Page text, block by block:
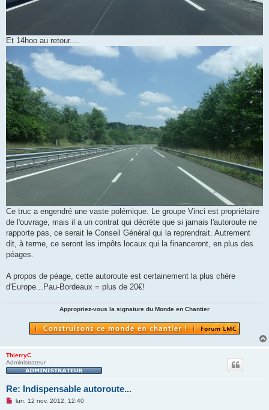
Et 14hoo au retour....
Ce truc a engendré une vaste polémique. Le groupe Vinci est propriétaire
de l'ouvrage, mais il a un contrat qui décrète que si jamais l'autoroute ne
rapporte pas, ce serait le Conseil Général qui la reprendrait. Autrement
dit, à terme, ce seront les impôts locaux qui la financeront, en plus des
péages.
A propos de péage, cette autoroute est certainement la plus chère
d'Europe...Pau-Bordeaux = plus de 20€!
Appropriez-vous la signature du Monde en Chantier
ThierryC
Administrateur
Re: Indispensable autoroute...
Mlun. 12 nov. 2012, 12:40